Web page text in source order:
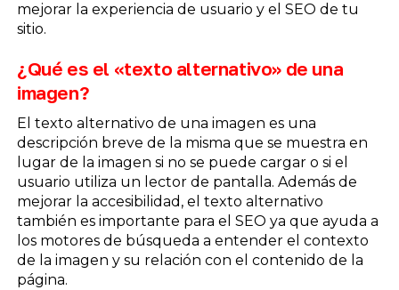
mejorar la experiencia de usuario y el SEO de tu
sitio.
¿Qué es el «texto alternativo» de una
imagen?
El texto alternativo de una imagen es una
descripción breve de la misma que se muestra en
lugar de la imagen si no se puede cargar o si el
usuario utiliza un lector de pantalla. Además de
mejorar la accesibilidad, el texto alternativo
también es importante para el SEO ya que ayuda a
los motores de búsqueda a entender el contexto
de la imagen y su relación con el contenido de la
página.